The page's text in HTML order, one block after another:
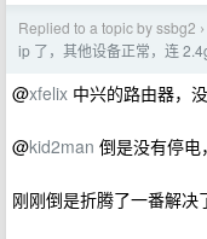
Replied to a topic by ssbg2 ›
ip 了，其他设备正常，连
@xfelix 中兴的路由器，
@kid2man 倒是没有停电
刚刚倒是折腾了一番解决